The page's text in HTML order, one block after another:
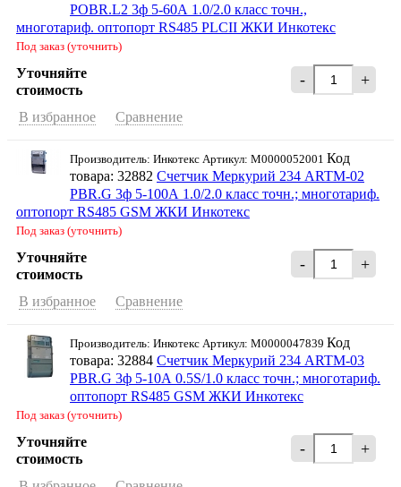
POBR.L2 3ф 5-60А 1.0/2.0 класс точн.,
многотариф. оптопорт RS485 PLCII ЖКИ Инкотекс
Под заказ (уточнить)
Уточняйте
стоимость
- +
В избранное Сравнение
Производитель: Инкотекс Артикул: М0000052001 Код
товара: 32882 Счетчик Меркурий 234 ARTM-02
PBR.G 3ф 5-100А 1.0/2.0 класс точн.; многотариф.
оптопорт RS485 GSM ЖКИ Инкотекс
Под заказ (уточнить)
Уточняйте
стоимость
- +
В избранное Сравнение
Производитель: Инкотекс Артикул: М0000047839 Код
товара: 32884 Счетчик Меркурий 234 ARTM-03
PBR.G 3ф 5-10А 0.5S/1.0 класс точн.; многотариф.
оптопорт RS485 GSM ЖКИ Инкотекс
Под заказ (уточнить)
Уточняйте
стоимость
- +